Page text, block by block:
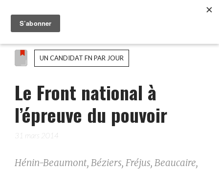
UN CANDIDAT FN PAR JOUR
Le Front national à
l’épreuve du pouvoir
31 mars 2014
Hénin-Beaumont, Béziers, Fréjus, Beaucaire,